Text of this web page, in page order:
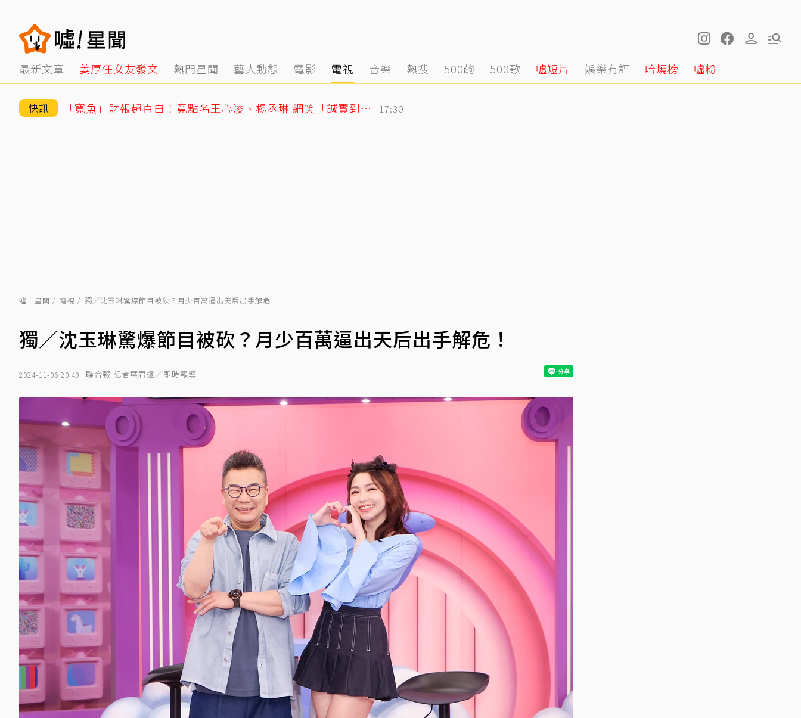
最新文章 姜厚任女友發文 熱門星聞 藝人動態 電影 電視 音樂 熱搜 500齣 500歌 噓短片 娛樂有評 哈燒榜 噓粉
快訊 「寬魚」財報超直白！竟點名王心凌、楊丞琳 網笑「誠實到不行」 17:30
噓！星聞 電視 獨／沈玉琳驚爆節目被砍？月少百萬逼出天后出手解危！
獨／沈玉琳驚爆節目被砍？月少百萬逼出天后出手解危！
2024-11-06 20:49 聯合報 記者葉君遠／即時報導